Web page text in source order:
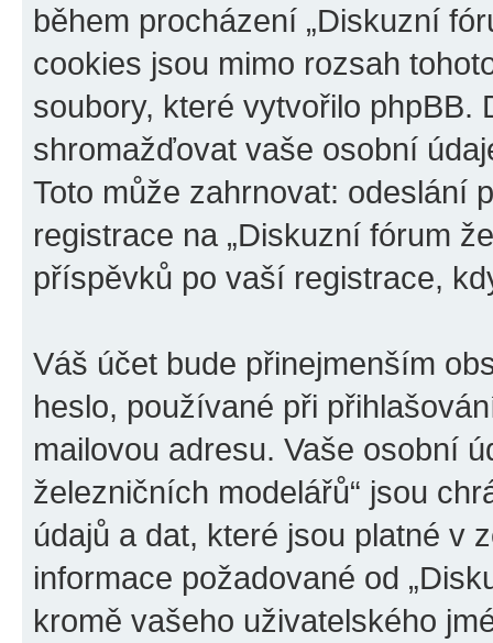
během procházení „Diskuzní
cookies jsou mimo rozsah
soubory, které vytvořilo phpBB.
shromažďovat vaše osobní
Toto může zahrnovat: odeslání
registrace na „Diskuzní fórum
příspěvků po vaší registrace,
Váš účet bude přinejmenším
heslo, používané při
mailovou adresu. Vaše osobní
železničních modelářů“ jsou
údajů a dat, které jsou platné v
informace požadované od
kromě vašeho uživatelského